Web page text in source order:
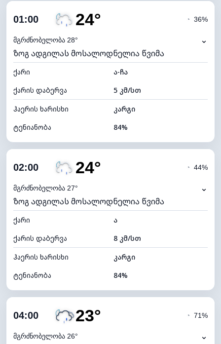
ღრუბლიანობა
ნამის წერტილი
ხილვადობა
9 კმ
განათების ინდექსი 0 (ბნელი)
ღრუბლის სიმაღლე 6240 მ
01:00 24°
მგრძნობელობა 28°
◔ 36%
⌄
ზოგ ადგილას მოსალოდნელია წვიმა
ქარი
ა-ჩა
ქარის დაბერვა
5 კმ/სთ
ჰაერის ხარისხი
კარგი
ტენიანობა
84%
ღრუბლიანობა
ნამის წერტილი
ხილვადობა
9 კმ
განათების ინდექსი 0 (ბნელი)
ღრუბლის სიმაღლე 5280 მ
02:00 24°
მგრძნობელობა 27°
◔ 44%
⌄
ზოგ ადგილას მოსალოდნელია წვიმა
ქარი
ა
ქარის დაბერვა
8 კმ/სთ
ჰაერის ხარისხი
კარგი
ტენიანობა
84%
ღრუბლიანობა
ნამის წერტილი
04:00 23°
მგრძნობელობა 26°
◔ 71%
⌄